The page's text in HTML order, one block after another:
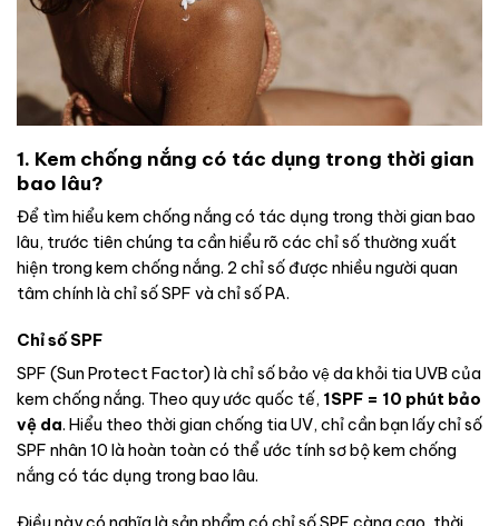
1. Kem chống nắng có tác dụng trong thời gian
bao lâu?
Để tìm hiểu kem chống nắng có tác dụng trong thời gian bao
lâu, trước tiên chúng ta cần hiểu rõ các chỉ số thường xuất
hiện trong kem chống nắng. 2 chỉ số được nhiều người quan
tâm chính là chỉ số SPF và chỉ số PA.
Chỉ số SPF
SPF (Sun Protect Factor) là chỉ số bảo vệ da khỏi tia UVB của
kem chống nắng. Theo quy ước quốc tế, 1SPF = 10 phút bảo
vệ da. Hiểu theo thời gian chống tia UV, chỉ cần bạn lấy chỉ số
SPF nhân 10 là hoàn toàn có thể ước tính sơ bộ kem chống
nắng có tác dụng trong bao lâu.